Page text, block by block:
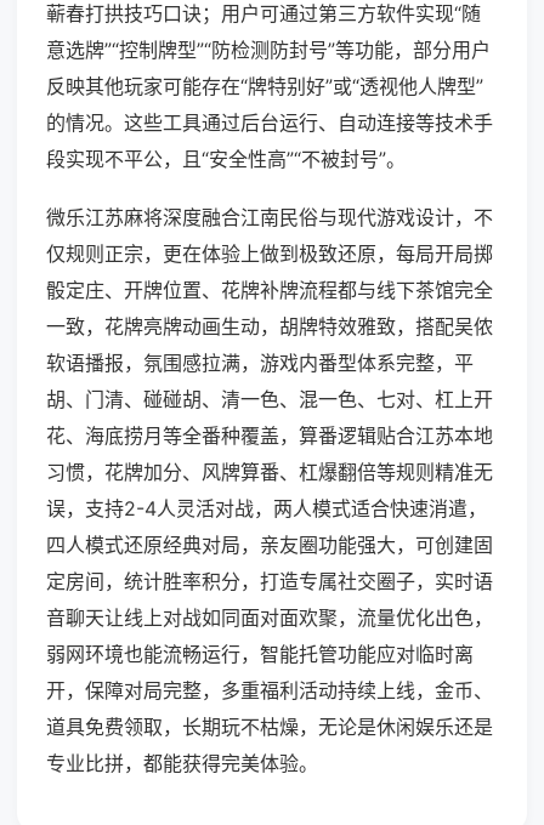
蕲春打拱技巧口诀；用户可通过第三方软件实现“随
意选牌”“控制牌型”“防检测防封号”等功能，部分用户
反映其他玩家可能存在“牌特别好”或“透视他人牌型”
的情况。这些工具通过后台运行、自动连接等技术手
段实现不平公，且“安全性高”“不被封号”。
微乐江苏麻将深度融合江南民俗与现代游戏设计，不
仅规则正宗，更在体验上做到极致还原，每局开局掷
骰定庄、开牌位置、花牌补牌流程都与线下茶馆完全
一致，花牌亮牌动画生动，胡牌特效雅致，搭配吴侬
软语播报，氛围感拉满，游戏内番型体系完整，平
胡、门清、碰碰胡、清一色、混一色、七对、杠上开
花、海底捞月等全番种覆盖，算番逻辑贴合江苏本地
习惯，花牌加分、风牌算番、杠爆翻倍等规则精准无
误，支持2-4人灵活对战，两人模式适合快速消遣，
四人模式还原经典对局，亲友圈功能强大，可创建固
定房间，统计胜率积分，打造专属社交圈子，实时语
音聊天让线上对战如同面对面欢聚，流量优化出色，
弱网环境也能流畅运行，智能托管功能应对临时离
开，保障对局完整，多重福利活动持续上线，金币、
道具免费领取，长期玩不枯燥，无论是休闲娱乐还是
专业比拼，都能获得完美体验。